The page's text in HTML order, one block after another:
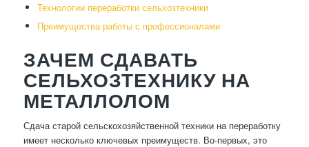
Технологии переработки сельхозтехники
Преимущества работы с профессионалами
ЗАЧЕМ СДАВАТЬ
СЕЛЬХОЗТЕХНИКУ НА
МЕТАЛЛОЛОМ
Сдача старой сельскохозяйственной техники на переработку
имеет несколько ключевых преимуществ. Во-первых, это